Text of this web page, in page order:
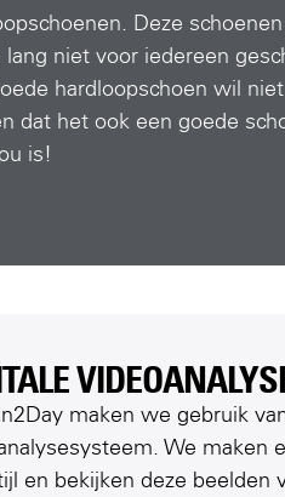
Deze
lang niet voor iedereen
hardloopschoen wil niet
dat het ook een goede
is!
maken we gebruik
We maken
en bekijken deze beelden